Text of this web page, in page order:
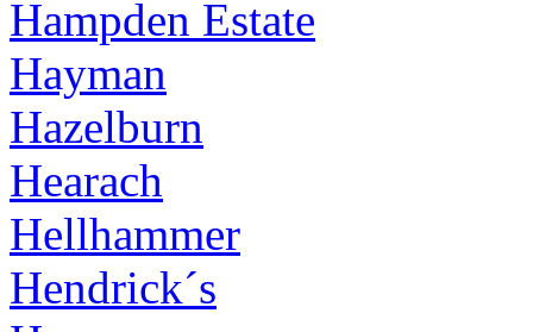
Hampden Estate
Hayman
Hazelburn
Hearach
Hellhammer
Hendrick´s